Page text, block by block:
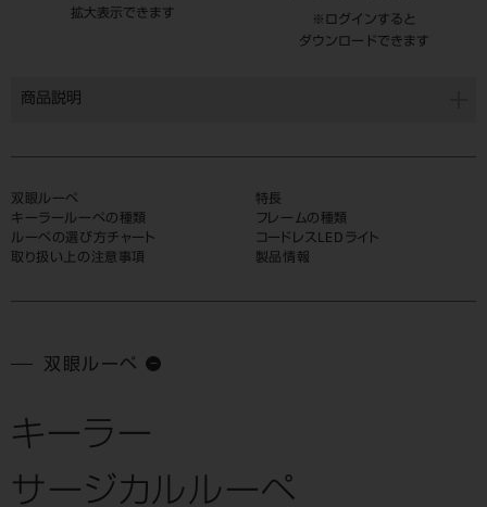
拡大表示できます
※ログインすると
ダウンロードできます
商品説明
双眼ルーペ
特長
キーラールーペの種類
フレームの種類
ルーペの選び方チャート
コードレスLEDライト
取り扱い上の注意事項
製品情報
双眼ルーペ
キーラー
サージカルルーペ